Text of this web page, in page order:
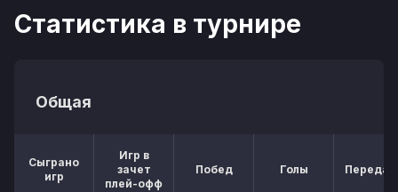
Статистика в турнире
Общая
Сыграно
игр
Игр в
зачет
плей-офф
Побед Голы